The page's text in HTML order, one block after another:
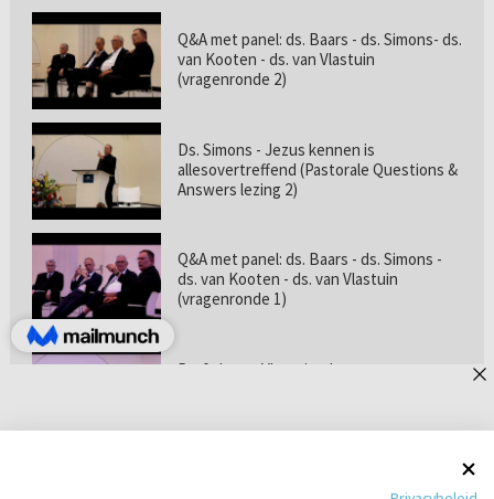
Q&A met panel: ds. Baars - ds. Simons- ds.
van Kooten - ds. van Vlastuin
(vragenronde 2)
Ds. Simons - Jezus kennen is
allesovertreffend (Pastorale Questions &
Answers lezing 2)
Q&A met panel: ds. Baars - ds. Simons -
ds. van Kooten - ds. van Vlastuin
(vragenronde 1)
Prof. dr. van Vlastuin - Is